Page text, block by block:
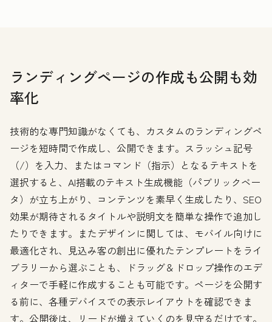
ランディングページの作成も公開も効
率化
技術的な専門知識がなくても、カスタムのランディングペ
ージを短時間で作成し、公開できます。スラッシュ記号
（/）を入力、またはコマンド（指示）となるテキストを
選択すると、AI搭載のテキスト生成機能（パブリックベー
タ）が立ち上がり、コンテンツを素早く生成したり、SEO
効果が期待されるタイトルや説明文を簡単な操作で追加し
たりできます。またデザインに関しては、モバイル向けに
最適化され、見込み客の創出に優れたテンプレートをライ
ブラリーから選ぶことも、ドラッグ＆ドロップ操作のエデ
ィターで手軽に作成することも可能です。ページを公開す
る前に、各種デバイスでの表示レイアウトを確認できま
す。公開後は、リードが増えていくのを見守るだけです。